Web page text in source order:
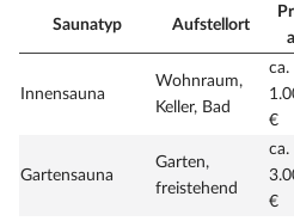
Saunatyp Aufstellort
Innensauna
Wohnraum,
Keller, Bad
ca.
€
Gartensauna
Garten,
freistehend
ca.
€